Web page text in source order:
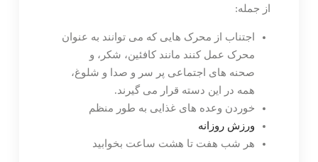
از جمله:
اجتناب از محرک هایی که می توانند به عنوان
محرک عمل کنند مانند کافئین، شکر، و
صحنه های اجتماعی پر سر و صدا و شلوغ،
همه در این دسته قرار می گیرند.
خوردن وعده های غذایی به طور منظم
ورزش روزانه
هر شب هفت تا هشت ساعت بخوابید